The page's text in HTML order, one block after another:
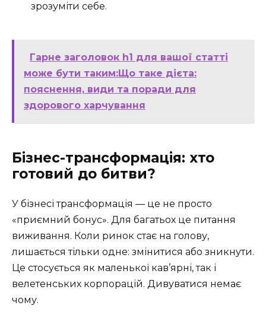
зрозуміти себе.
Гарне заголовок h1 для вашої статті
може бути таким:Що таке дієта:
пояснення, види та поради для
здорового харчування
Бізнес-трансформація: хто
готовий до битви?
У бізнесі трансформація — це не просто
«приємний бонус». Для багатьох це питання
виживання. Коли ринок стає на голову,
лишається тільки одне: змінитися або зникнути.
Це стосується як маленької кав’ярні, так і
велетенських корпорацій. Дивуватися немає
чому.